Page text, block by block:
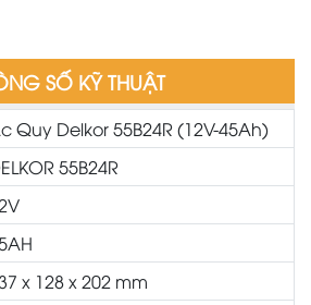
SỐ KỸ THUẬT
Quy Delkor 55B24R (12V-45Ah)
55B24R
x 128 x 202 mm